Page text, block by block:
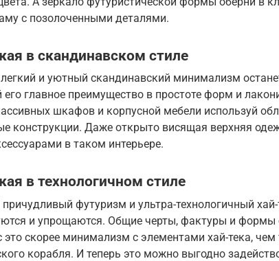
с позолоченными деталями.
в скандинавском стиле
и уютный скандинавский минимализм
его главное преимущество в простоте форм и
шкафов и корпусной мебели используй
конструкции. Даже открыто висящая верхняя
в таком интерьере.
в технологичном стиле
футуризм и ультра-технологичный хай-
и упрощаются. Общие черты, фактуры и формы
это скорее минимализм с элементами хай-тека,
корабля. И теперь это можно выгодно